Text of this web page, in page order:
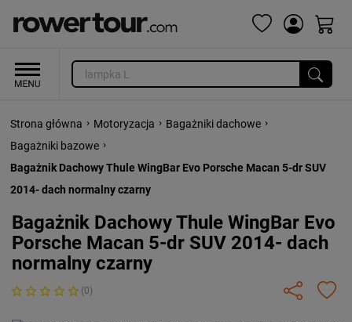
Strona główna › Motoryzacja › Bagażniki dachowe ›
Bagażniki bazowe ›
Bagażnik Dachowy Thule WingBar Evo Porsche Macan 5-dr SUV
2014- dach normalny czarny
Bagażnik Dachowy Thule WingBar Evo
Porsche Macan 5-dr SUV 2014- dach
normalny czarny
(0)